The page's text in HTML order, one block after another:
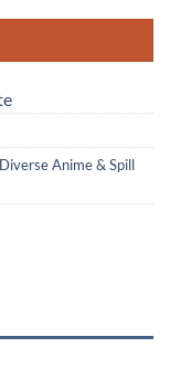
Diverse Anime & Spill